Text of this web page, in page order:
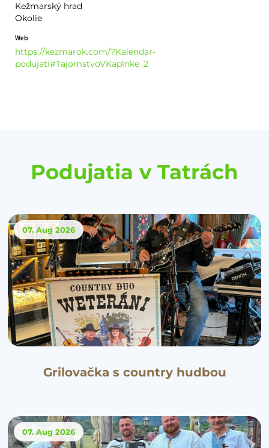
Kežmarský hrad
Okolie
Web
https://kezmarok.com/?Kalendar-
podujati#TajomstvoVKaplnke_2
Podujatia v Tatrách
07. Aug 2026
Grilovačka s country hudbou
07. Aug 2026